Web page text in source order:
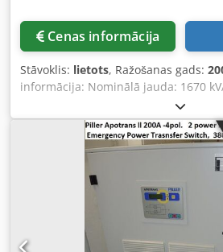
Cenas informācija
Stāvoklis: lietots, Ražošanas gads:
informācija: Nominālā jauda: 1670
1500 kW Spriegums: 400 V / 50 Hz
Dkodpfou Nzwuex Aazsr Šī UPS
piemērota nepārtrauktas darbības
sarežģītos vides apstākļos, kādi var
pielietojumos. Piemērota, lai
elektrotīklu sistēmas. UPS iekārta
(svara ritenis ar pievienotu
(elektromotora/ģeneratora bloka).
elektrību klienta moduļiem bez tīkla